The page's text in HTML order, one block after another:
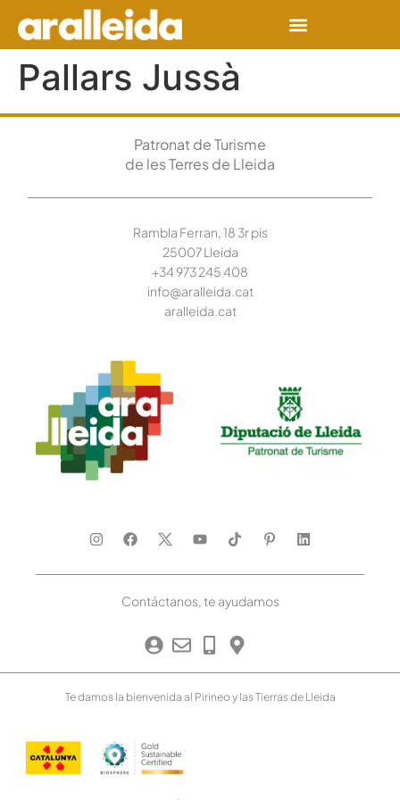
Pallars Jussà
Patronat de Turisme
de les Terres de Lleida
Rambla Ferran, 18 3r pis
25007 Lleida
+34 973 245408
info@aralleida.cat
aralleida.cat
Contáctanos, te ayudamos
Te damos la bienvenida al Pirineo y las Tierras de Lleida